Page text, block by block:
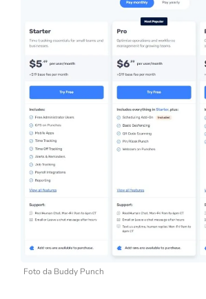
Foto da Buddy Punch